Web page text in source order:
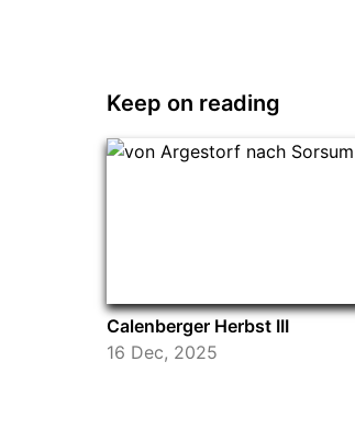
Keep on reading
Calenberger Herbst III
16 Dec, 2025